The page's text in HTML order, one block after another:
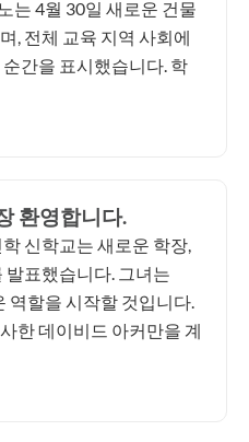
는 4월 30일 새로운 건물
, 전체 교육 지역 사회에
간을 표시했습니다. 학
환영합니다.
신학교는 새로운 학장,
표했습니다. 그녀는
역할을 시작할 것입니다.
한 데이비드 아커만을 계